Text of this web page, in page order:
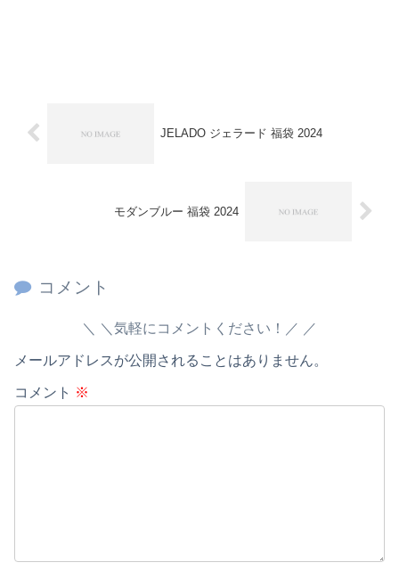
JELADO ジェラード 福袋 2024
モダンブルー 福袋 2024
コメント
＼気軽にコメントください！／
メールアドレスが公開されることはありません。
コメント ※